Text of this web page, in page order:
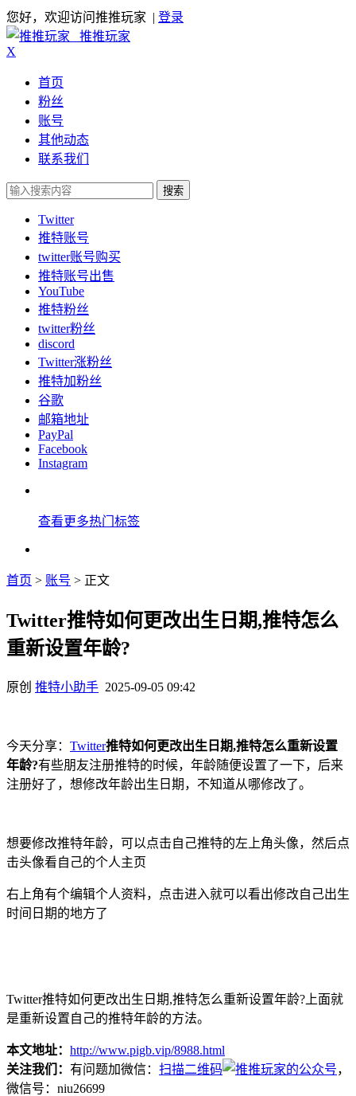
您好，欢迎访问推推玩家 | 登录
推推玩家
X
首页
粉丝
账号
其他动态
联系我们
搜索
Twitter
推特账号
twitter账号购买
推特账号出售
YouTube
推特粉丝
twitter粉丝
discord
Twitter涨粉丝
推特加粉丝
谷歌
邮箱地址
PayPal
Facebook
Instagram
查看更多热门标签
首页 > 账号 > 正文
Twitter推特如何更改出生日期,推特怎么
重新设置年龄?
原创 推特小助手 2025-09-05 09:42
今天分享： Twitter推特如何更改出生日期,推特怎么重新设置
年龄?有些朋友注册推特的时候，年龄随便设置了一下，后来
注册好了，想修改年龄出生日期，不知道从哪修改了。
想要修改推特年龄，可以点击自己推特的左上角头像，然后点
击头像看自己的个人主页
右上角有个编辑个人资料，点击进入就可以看出修改自己出生
时间日期的地方了
Twitter推特如何更改出生日期,推特怎么重新设置年龄?上面就
是重新设置自己的推特年龄的方法。
本文地址： http://www.pigb.vip/8988.html
关注我们： 有问题加微信： 扫描二维码
，
微信号：niu26699